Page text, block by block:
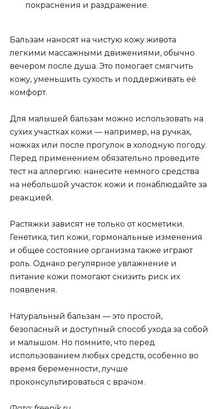
покраснения и раздражение.
Бальзам наносят на чистую кожу живота
легкими массажными движениями, обычно
вечером после душа. Это помогает смягчить
кожу, уменьшить сухость и поддерживать её
комфорт.
Для малышей бальзам можно использовать на
сухих участках кожи — например, на ручках,
ножках или после прогулок в холодную погоду.
Перед применением обязательно проведите
тест на аллергию: нанесите немного средства
на небольшой участок кожи и понаблюдайте за
реакцией.
Растяжки зависят не только от косметики.
Генетика, тип кожи, гормональные изменения
и общее состояние организма также играют
роль. Однако регулярное увлажнение и
питание кожи помогают снизить риск их
появления.
Натуральный бальзам — это простой,
безопасный и доступный способ ухода за собой
и малышом. Но помните, что перед
использованием любых средств, особенно во
время беременности, лучше
проконсультироваться с врачом.